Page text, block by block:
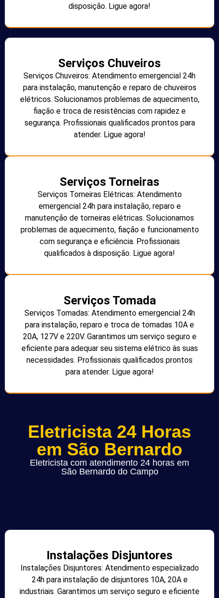
disposição. Ligue agora!
Serviços Chuveiros
Serviços Chuveiros: Atendimento emergencial 24h
para instalação, manutenção e reparo de chuveiros
elétricos. Solucionamos problemas de aquecimento,
fiação e troca de resistências com rapidez e
segurança. Profissionais qualificados prontos para
atender. Ligue agora!
Serviços Torneiras
Serviços Torneiras Elétricas: Atendimento
emergencial 24h para instalação, reparo e
manutenção de torneiras elétricas. Solucionamos
problemas de aquecimento, fiação e funcionamento
com segurança e eficiência. Profissionais
qualificados à disposição. Ligue agora!
Serviços Tomada
Serviços Tomadas: Atendimento emergencial 24h
para instalação, reparo e troca de tomadas 10A e
20A, 127V e 220V. Garantimos um serviço seguro e
eficiente para adequar seu sistema elétrico às suas
necessidades. Profissionais qualificados prontos
para atender. Ligue agora!
Eletricista 24 Horas
em São Bernardo
Eletricista com atendimento 24 horas em
São Bernardo do Campo
Instalações Disjuntores
Instalações Disjuntores: Atendimento especializado
24h para instalação de disjuntores 10A, 20A e
industriais. Garantimos um serviço seguro e eficiente